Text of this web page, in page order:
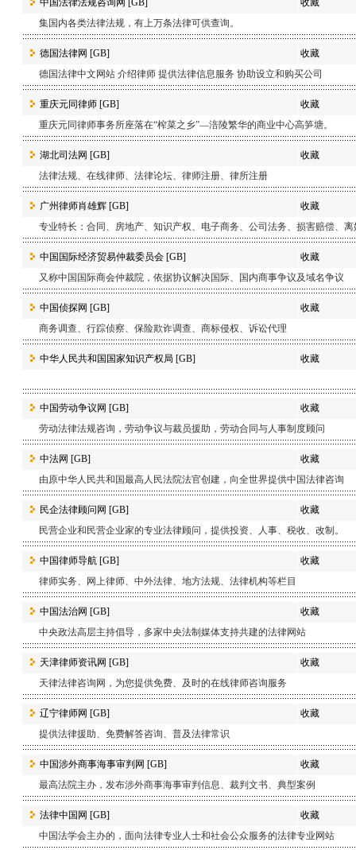
中国法律法规咨询网 [GB]
收藏
集国内各类法律法规，有上万条法律可供查询。
德国法律网 [GB]
收藏
德国法律中文网站 介绍律师 提供法律信息服务 协助设立和购买公司
重庆元同律师 [GB]
收藏
重庆元同律师事务所座落在“榨菜之乡”—涪陵繁华的商业中心高笋塘。
湖北司法网 [GB]
收藏
法律法规、在线律师、法律论坛、律师注册、律所注册
广州律师肖雄辉 [GB]
收藏
专业特长：合同、房地产、知识产权、电子商务、公司法务、损害赔偿、离
中国国际经济贸易仲裁委员会 [GB]
收藏
又称中国国际商会仲裁院，依据协议解决国际、国内商事争议及域名争议
中国侦探网 [GB]
收藏
商务调查、行踪侦察、保险欺诈调查、商标侵权、诉讼代理
中华人民共和国国家知识产权局 [GB] 收藏
中国劳动争议网 [GB]
收藏
劳动法律法规咨询，劳动争议与裁员援助，劳动合同与人事制度顾问
中法网 [GB]
收藏
由原中华人民共和国最高人民法院法官创建，向全世界提供中国法律咨询
民企法律顾问网 [GB]
收藏
民营企业和民营企业家的专业法律顾问，提供投资、人事、税收、改制。
中国律师导航 [GB]
收藏
律师实务、网上律师、中外法律、地方法规、法律机构等栏目
中国法治网 [GB]
收藏
中央政法高层主持倡导，多家中央法制媒体支持共建的法律网站
天津律师资讯网 [GB]
收藏
天律法律咨询网，为您提供免费、及时的在线律师咨询服务
辽宁律师网 [GB]
收藏
提供法律援助、免费解答咨询、普及法律常识
中国涉外商事海事审判网 [GB]
收藏
最高法院主办，发布涉外商事海事审判信息、裁判文书、典型案例
法律中国网 [GB]
收藏
中国法学会主办的，面向法律专业人士和社会公众服务的法律专业网站